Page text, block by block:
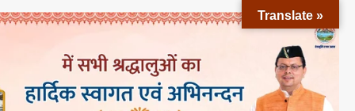
Translate »